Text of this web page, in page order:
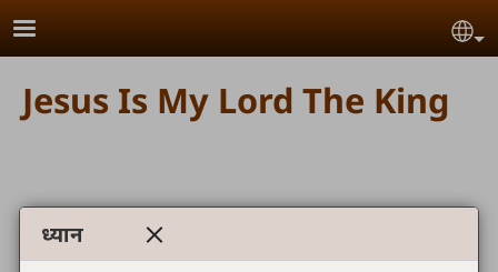
Skip to main content
Jesus Is My Lord The King
Send us your comments or questions
ध्यान